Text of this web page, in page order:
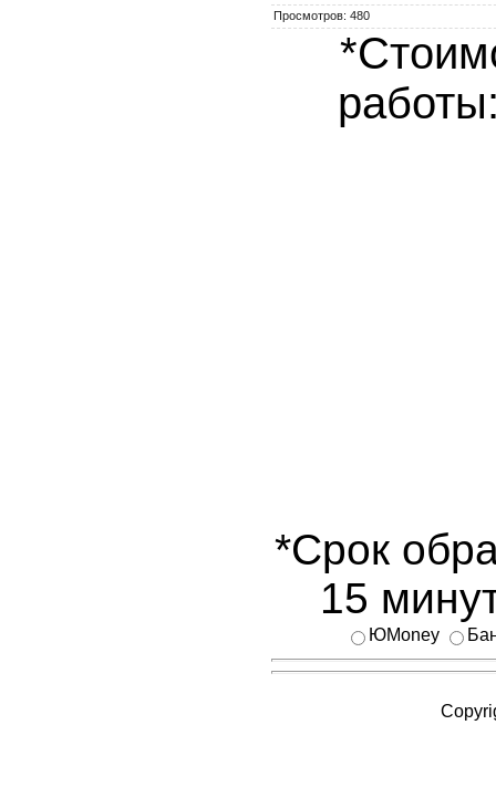
Просмотров: 480
*Срок
15
ЮMoney